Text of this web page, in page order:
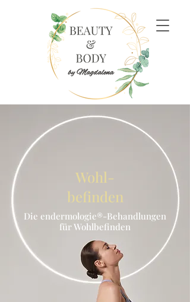
Wohl-
befinden
Die endermologie®-Behandlungen
für Wohlbefinden